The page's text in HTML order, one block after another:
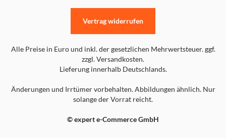
Alle Preise in Euro und inkl. der gesetzlichen Mehrwertsteuer. ggf.
zzgl. Versandkosten.
Lieferung innerhalb Deutschlands.
Änderungen und Irrtümer vorbehalten. Abbildungen ähnlich. Nur
solange der Vorrat reicht.
© expert e-Commerce GmbH
Vertrag widerrufen